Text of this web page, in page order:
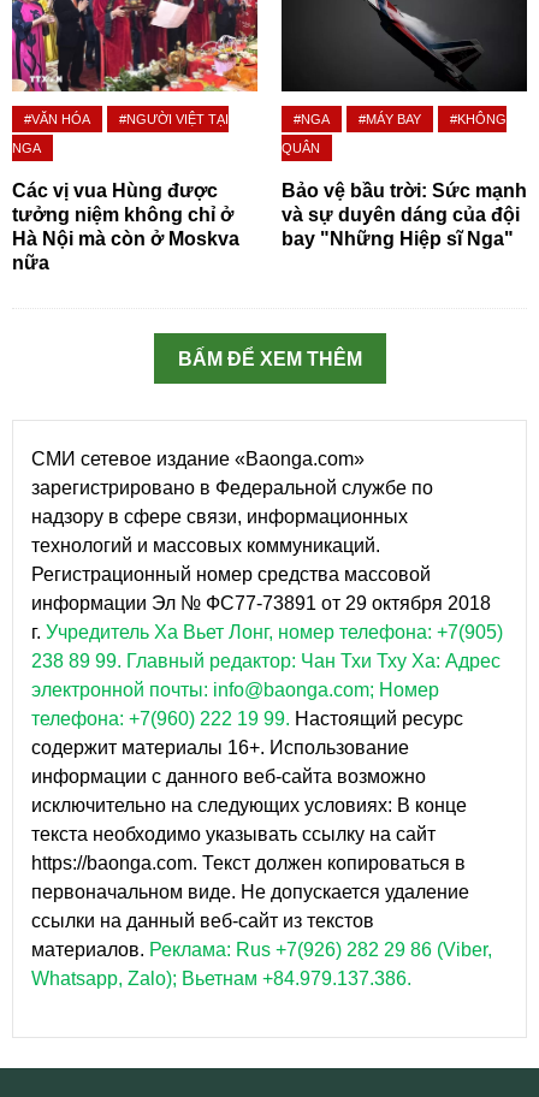
#VĂN HÓA
#NGƯỜI VIỆT TẠI
NGA
Các vị vua Hùng được
tưởng niệm không chỉ ở
Hà Nội mà còn ở Moskva
nữa
#NGA #MÁY BAY
#KHÔNG
QUÂN
Bảo vệ bầu trời: Sức mạnh
và sự duyên dáng của đội
bay "Những Hiệp sĩ Nga"
BẤM ĐỂ XEM THÊM
СМИ сетевое издание «Baonga.com»
зарегистрировано в Федеральной службе по
надзору в сфере связи, информационных
технологий и массовых коммуникаций.
Регистрационный номер средства массовой
информации Эл № ФС77-73891 от 29 октября 2018
г. Учредитель Ха Вьет Лонг, номер телефона: +7(905)
238 89 99. Главный редактор: Чан Тхи Тху Ха: Адрес
электронной почты: info@baonga.com; Номер
телефона: +7(960) 222 19 99. Настоящий ресурс
содержит материалы 16+. Использование
информации с данного веб-сайта возможно
исключительно на следующих условиях: В конце
текста необходимо указывать ссылку на сайт
https://baonga.com. Текст должен копироваться в
первоначальном виде. Не допускается удаление
ссылки на данный веб-сайт из текстов
материалов. Реклама: Rus +7(926) 282 29 86 (Viber,
Whatsapp, Zalo); Вьетнам +84.979.137.386.